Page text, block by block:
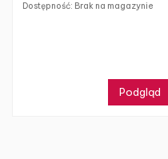
Dostępność: Brak na magazynie
Podgląd